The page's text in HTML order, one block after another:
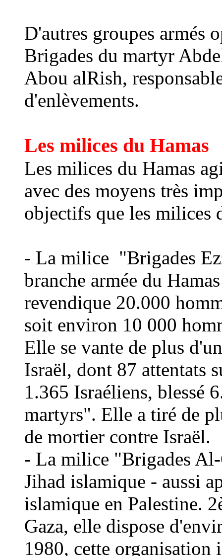
D'autres groupes armés
Brigades du martyr
Abou alRish,
d'enlèvements.
Les milices du Hamas
Les milices du Hamas
avec des moyens très
objectifs que les milices
- La milice "Brigades
branche armée du
revendique 20.000
soit environ 10 000
Elle se vante de plus
Israël, dont 87 attentats
1.365 Israéliens, blessé
martyrs". Elle a tiré de
de mortier contre Israël.
- La milice "Brigades
Jihad islamique - aussi
islamique en Palestine.
Gaza, elle dispose
1980, cette organisation